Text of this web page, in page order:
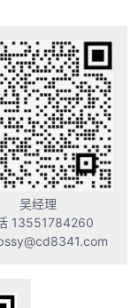
吴经理
13551784260